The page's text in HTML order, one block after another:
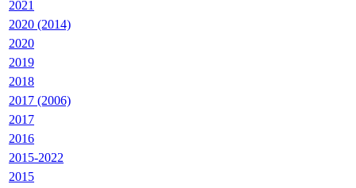
2021
2020 (2014)
2020
2019
2018
2017 (2006)
2017
2016
2015-2022
2015